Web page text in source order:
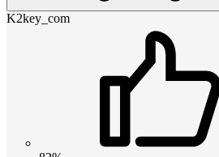
K2key_com